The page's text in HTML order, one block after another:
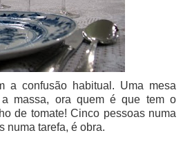
a confusão habitual. Uma mesa
massa, ora quem é que tem o
de tomate! Cinco pessoas numa
numa tarefa, é obra.